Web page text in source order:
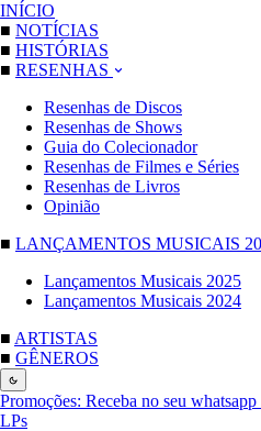
INÍCIO
■ NOTÍCIAS
■ HISTÓRIAS
■ RESENHAS
Resenhas de Discos
Resenhas de Shows
Guia do Colecionador
Resenhas de Filmes e Séries
Resenhas de Livros
Opinião
■ LANÇAMENTOS MUSICAIS
Lançamentos Musicais 2025
Lançamentos Musicais 2024
■ ARTISTAS
■ GÊNEROS
Promoções: Receba no seu
LPs